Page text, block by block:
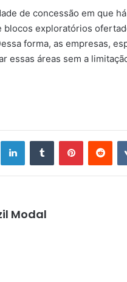
de concessão em que
blocos exploratórios
forma, as empresas,
essas áreas sem a
LinkedinTumblr Pinterest
Modal